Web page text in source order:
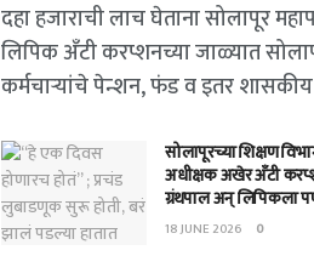
दहा हजाराची लाच घेताना सोलापूर
लिपिक अँटी करप्शनच्या जाळ्यात
कर्मचाऱ्यांचे पेन्शन, फंड व इतर
सोलापूरच्या शिक्षण
अधीक्षक अखेर अँटी
ग्रंथपाल अन् लिपिकला
18 JUNE 2026 0